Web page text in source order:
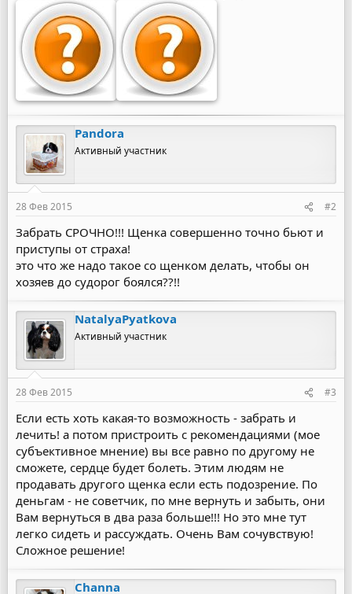
Pandora
Активный участник
28 Фев 2015 #2
Забрать СРОЧНО!!! Щенка совершенно точно бьют и
приступы от страха!
это что же надо такое со щенком делать, чтобы он
хозяев до судорог боялся??!!
NatalyaPyatkova
Активный участник
28 Фев 2015 #3
Если есть хоть какая-то возможность - забрать и
лечить! а потом пристроить с рекомендациями (мое
субъективное мнение) вы все равно по другому не
сможете, сердце будет болеть. Этим людям не
продавать другого щенка если есть подозрение. По
деньгам - не советчик, по мне вернуть и забыть, они
Вам вернуться в два раза больше!!! Но это мне тут
легко сидеть и рассуждать. Очень Вам сочувствую!
Сложное решение!
Channa